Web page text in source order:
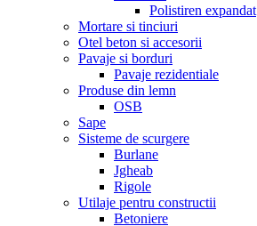
Polistiren expandat
Mortare si tinciuri
Otel beton si accesorii
Pavaje si borduri
Pavaje rezidentiale
Produse din lemn
OSB
Sape
Sisteme de scurgere
Burlane
Jgheab
Rigole
Utilaje pentru constructii
Betoniere